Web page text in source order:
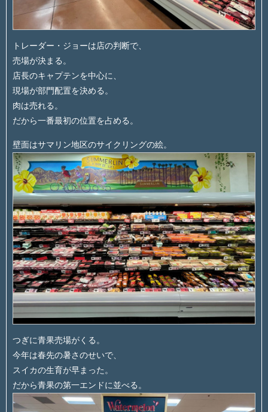
トレーダー・ジョーは店の判断で、
売場が決まる。
店長のキャプテンを中心に、
現場が部門配置を決める。
肉は売れる。
だから一番最初の位置を占める。
壁面はサマリン地区のサイクリングの絵。
つぎに青果売場がくる。
今年は春先の暑さのせいで、
スイカの生育が早まった。
だから青果の第一エンドに並べる。